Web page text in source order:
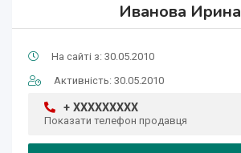
Иванова Ирина
На сайті з: 30.05.2010
Активність: 30.05.2010
+ XXXXXXXXX
Показати телефон продавця